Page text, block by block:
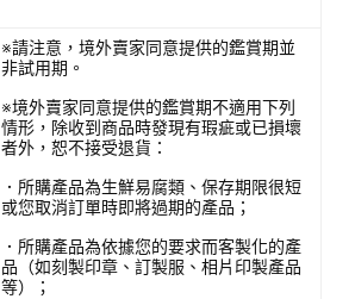
※請注意，境外賣家同意提供的鑑賞期並
非試用期。
※境外賣家同意提供的鑑賞期不適用下列
情形，除收到商品時發現有瑕疵或已損壞
者外，恕不接受退貨：
．所購產品為生鮮易腐類、保存期限很短
或您取消訂單時即將過期的產品；
．所購產品為依據您的要求而客製化的產
品（如刻製印章、訂製服、相片印製產品
等）；